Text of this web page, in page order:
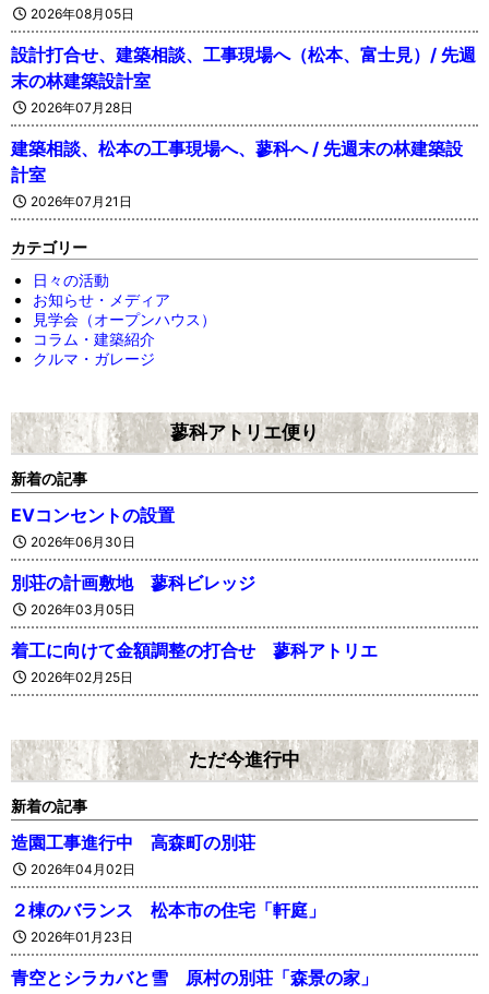
2026年08月05日
設計打合せ、建築相談、工事現場へ（松本、富士見）/ 先週
末の林建築設計室
2026年07月28日
建築相談、松本の工事現場へ、蓼科へ / 先週末の林建築設
計室
2026年07月21日
カテゴリー
日々の活動
お知らせ・メディア
見学会（オープンハウス）
コラム・建築紹介
クルマ・ガレージ
蓼科アトリエ便り
新着の記事
EVコンセントの設置
2026年06月30日
別荘の計画敷地 蓼科ビレッジ
2026年03月05日
着工に向けて金額調整の打合せ 蓼科アトリエ
2026年02月25日
ただ今進行中
新着の記事
造園工事進行中 高森町の別荘
2026年04月02日
２棟のバランス 松本市の住宅「軒庭」
2026年01月23日
青空とシラカバと雪 原村の別荘「森景の家」